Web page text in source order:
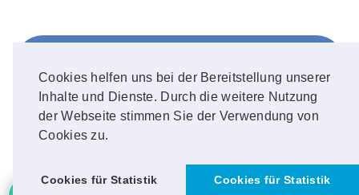
Cookies helfen uns bei der Bereitstellung unserer
Inhalte und Dienste. Durch die weitere Nutzung
der Webseite stimmen Sie der Verwendung von
Cookies zu.
Cookies für Statistik
Cookies für Statistik
FOLLOW ME!
Instagram
OUR PHOTOS!